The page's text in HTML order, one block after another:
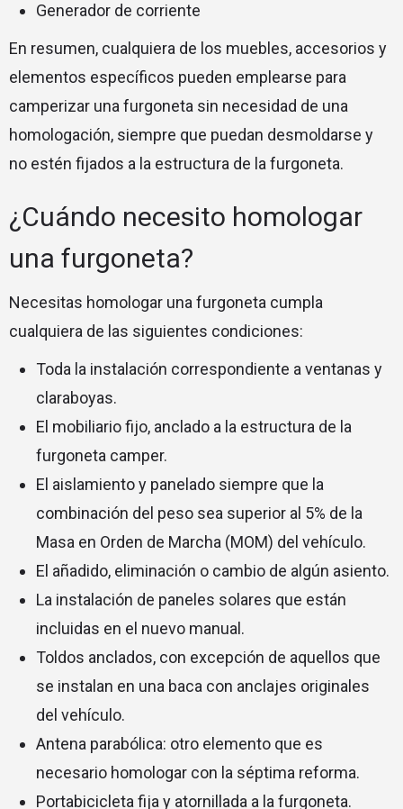
Generador de corriente
En resumen, cualquiera de los muebles, accesorios y
elementos específicos pueden emplearse para
camperizar una furgoneta sin necesidad de una
homologación, siempre que puedan desmoldarse y
no estén fijados a la estructura de la furgoneta.
¿Cuándo necesito homologar
una furgoneta?
Necesitas homologar una furgoneta cumpla
cualquiera de las siguientes condiciones:
Toda la instalación correspondiente a ventanas y
claraboyas.
El mobiliario fijo, anclado a la estructura de la
furgoneta camper.
El aislamiento y panelado siempre que la
combinación del peso sea superior al 5% de la
Masa en Orden de Marcha (MOM) del vehículo.
El añadido, eliminación o cambio de algún asiento.
La instalación de paneles solares que están
incluidas en el nuevo manual.
Toldos anclados, con excepción de aquellos que
se instalan en una baca con anclajes originales
del vehículo.
Antena parabólica: otro elemento que es
necesario homologar con la séptima reforma.
Portabicicleta fija y atornillada a la furgoneta.